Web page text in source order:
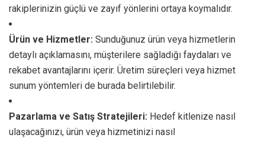
rakiplerinizin güçlü ve zayıf yönlerini ortaya koymalıdır.
Ürün ve Hizmetler: Sunduğunuz ürün veya hizmetlerin
detaylı açıklamasını, müşterilere sağladığı faydaları ve
rekabet avantajlarını içerir. Üretim süreçleri veya hizmet
sunum yöntemleri de burada belirtilebilir.
Pazarlama ve Satış Stratejileri: Hedef kitlenize nasıl
ulaşacağınızı, ürün veya hizmetinizi nasıl